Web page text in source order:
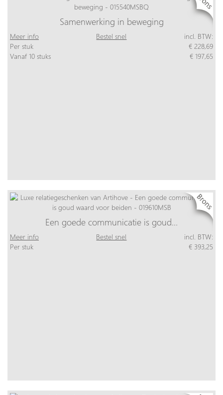
Samenwerking in beweging
Meer info Bestel snel
incl. BTW:
Per stuk
€ 228,69
Vanaf 10 stuks
€ 197,65
Een goede communicatie is goud…
Meer info Bestel snel
incl. BTW:
Per stuk
€ 393,25